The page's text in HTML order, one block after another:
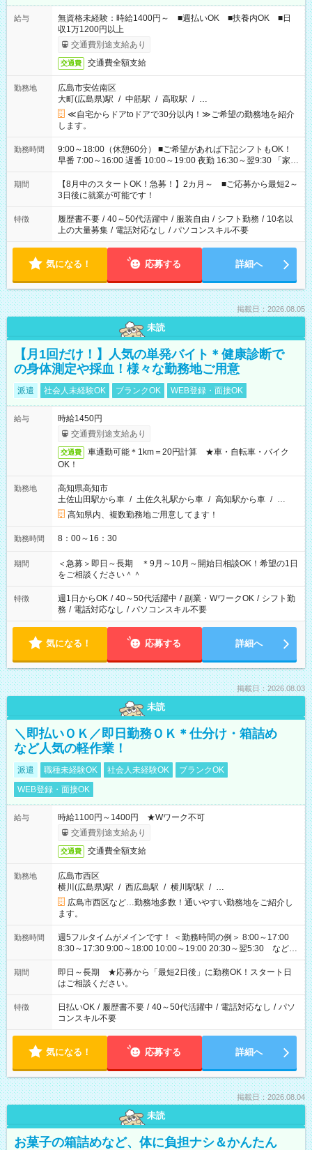
給与
無資格未経験：時給1400円～ ■週払いOK ■扶養内OK ■日
収1万1200円以上
交通費別途支給あり
交通費 交通費全額支給
勤務地
広島市安佐南区
大町(広島県)駅 / 中筋駅 / 高取駅 / …
≪自宅からドアtoドアで30分以内！≫ご希望の勤務地を紹介
します。
勤務時間
9:00～18:00（休憩60分） ■ご希望があれば下記シフトもOK！
早番 7:00～16:00 遅番 10:00～19:00 夜勤 16:30～翌9:30 「家族
と休みを合わせたい」 「余裕を持って夕飯の準備がしたい」
「できれば残業はしたくない」 など、ご希望を教えてください
ね。 ※Wワーク希望の方へ 今ご覧のお仕事で希望する勤務時間
と、もう1つのお仕事の勤務時間。 合計で週40時間を超える場
合は応募できません。
期間
【8月中のスタートOK！急募！】2カ月～ ■ご応募から最短2～
3日後に就業が可能です！
特徴 履歴書不要 / 40～50代活躍中 / 服装自由 / シフト勤務 / 10名以
上の大量募集 / 電話対応なし / パソコンスキル不要
気になる！ 応募する 詳細へ
掲載日：2026.08.05
未読
【月1回だけ！】人気の単発バイト＊健康診断で
の身体測定や採血！様々な勤務地ご用意
派遣 社会人未経験OK ブランクOK WEB登録・面接OK
給与
時給1450円
交通費別途支給あり
交通費
車通勤可能＊1km＝20円計算 ★車・自転車・バイク
OK！
勤務地
高知県高知市
土佐山田駅から車 / 土佐久礼駅から車 / 高知駅から車 / …
高知県内、複数勤務地ご用意してます！
勤務時間 8：00～16：30
期間
＜急募＞即日～長期 ＊9月～10月～開始日相談OK！希望の1日
をご相談ください＾＾
特徴 週1日からOK / 40～50代活躍中 / 副業・WワークOK / シフト勤
務 / 電話対応なし / パソコンスキル不要
気になる！ 応募する 詳細へ
掲載日：2026.08.03
未読
＼即払いＯＫ／即日勤務ＯＫ＊仕分け・箱詰め
など人気の軽作業！
派遣 職種未経験OK 社会人未経験OK
ブランクOK
WEB登録・面接OK
給与
時給1100円～1400円 ★Wワーク不可
交通費別途支給あり
交通費 交通費全額支給
勤務地
広島市西区
横川(広島県)駅 / 西広島駅 / 横川駅駅 / …
広島市西区など…勤務地多数！通いやすい勤務地をご紹介し
ます。
勤務時間
週5フルタイムがメインです！ ＜勤務時間の例＞ 8:00～17:00
8:30～17:30 9:00～18:00 10:00～19:00 20:30～翌5:30 など ★
その他にも勤務時間多数！ 日勤のみ、残業なし、交替制など
ご希望を教えてください！
期間
即日～長期 ★応募から「最短2日後」に勤務OK！スタート日
はご相談ください。
特徴 日払いOK / 履歴書不要 / 40～50代活躍中 / 電話対応なし / パソ
コンスキル不要
気になる！ 応募する 詳細へ
掲載日：2026.08.04
未読
お菓子の箱詰めなど、体に負担ナシ＆かんたん